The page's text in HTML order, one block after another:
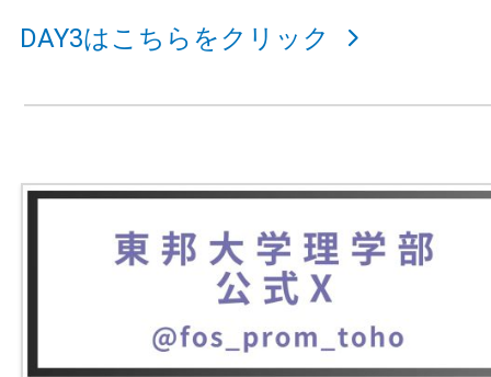
DAY3はこちらをクリック